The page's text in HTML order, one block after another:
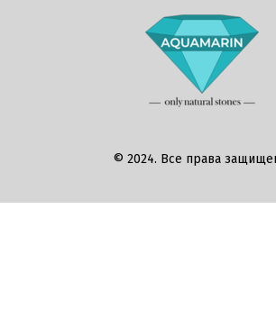
© 2024. Все права